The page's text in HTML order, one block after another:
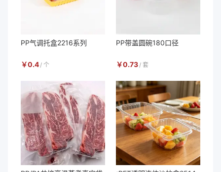
PP气调托盒2216系列
￥0.4 / 个
PP带盖圆碗180口径
￥0.73 / 套